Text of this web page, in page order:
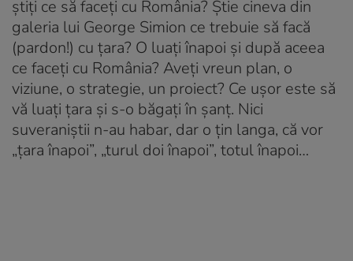
știți ce să faceți cu România? Știe cineva din
galeria lui George Simion ce trebuie să facă
(pardon!) cu țara? O luați înapoi și după aceea
ce faceți cu România? Aveți vreun plan, o
viziune, o strategie, un proiect? Ce ușor este să
vă luați țara și s-o băgați în șanț. Nici
suveraniștii n-au habar, dar o țin langa, că vor
„țara înapoi”, „turul doi înapoi”, totul înapoi…